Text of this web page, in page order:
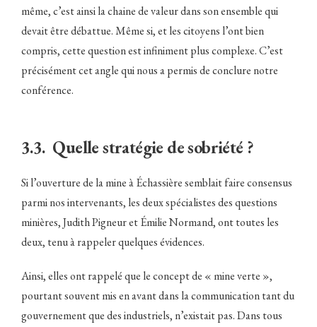
même, c’est ainsi la chaine de valeur dans son ensemble qui
devait être débattue. Même si, et les citoyens l’ont bien
compris, cette question est infiniment plus complexe. C’est
précisément cet angle qui nous a permis de conclure notre
conférence.
3.3. Quelle stratégie de sobriété ?
Si l’ouverture de la mine à Échassière semblait faire consensus
parmi nos intervenants, les deux spécialistes des questions
minières, Judith Pigneur et Émilie Normand, ont toutes les
deux, tenu à rappeler quelques évidences.
Ainsi, elles ont rappelé que le concept de « mine verte »,
pourtant souvent mis en avant dans la communication tant du
gouvernement que des industriels, n’existait pas. Dans tous